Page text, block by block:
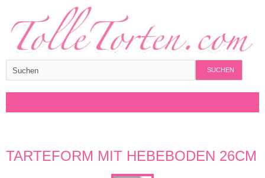
SUCHEN
TARTEFORM MIT HEBEBODEN 26CM